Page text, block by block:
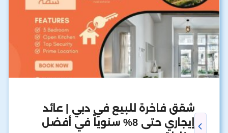
شقق فاخرة للبيع في دبي | عائد
إيجاري حتى 8% سنوياً في أفضل